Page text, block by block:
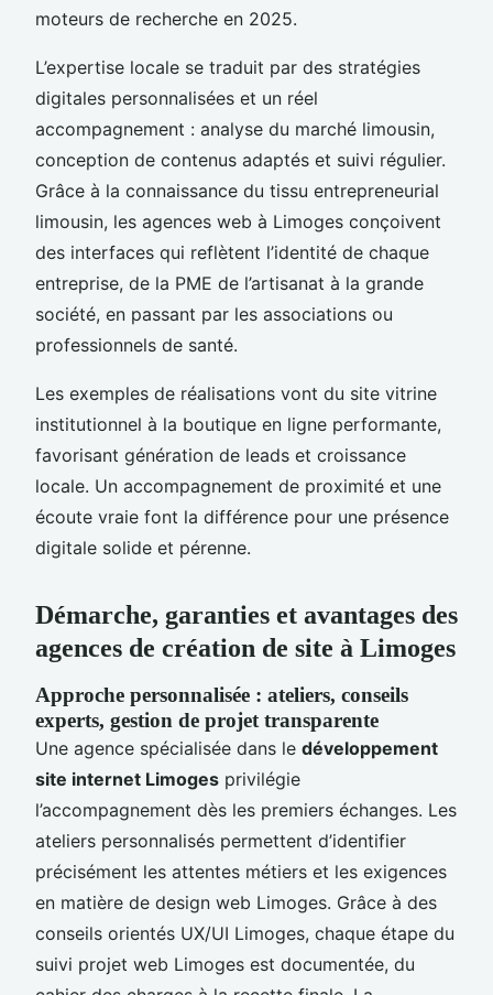
moteurs de recherche en 2025.
L’expertise locale se traduit par des stratégies
digitales personnalisées et un réel
accompagnement : analyse du marché limousin,
conception de contenus adaptés et suivi régulier.
Grâce à la connaissance du tissu entrepreneurial
limousin, les agences web à Limoges conçoivent
des interfaces qui reflètent l’identité de chaque
entreprise, de la PME de l’artisanat à la grande
société, en passant par les associations ou
professionnels de santé.
Les exemples de réalisations vont du site vitrine
institutionnel à la boutique en ligne performante,
favorisant génération de leads et croissance
locale. Un accompagnement de proximité et une
écoute vraie font la différence pour une présence
digitale solide et pérenne.
Démarche, garanties et avantages des
agences de création de site à Limoges
Approche personnalisée : ateliers, conseils
experts, gestion de projet transparente
Une agence spécialisée dans le développement
site internet Limoges privilégie
l’accompagnement dès les premiers échanges. Les
ateliers personnalisés permettent d’identifier
précisément les attentes métiers et les exigences
en matière de design web Limoges. Grâce à des
conseils orientés UX/UI Limoges, chaque étape du
suivi projet web Limoges est documentée, du